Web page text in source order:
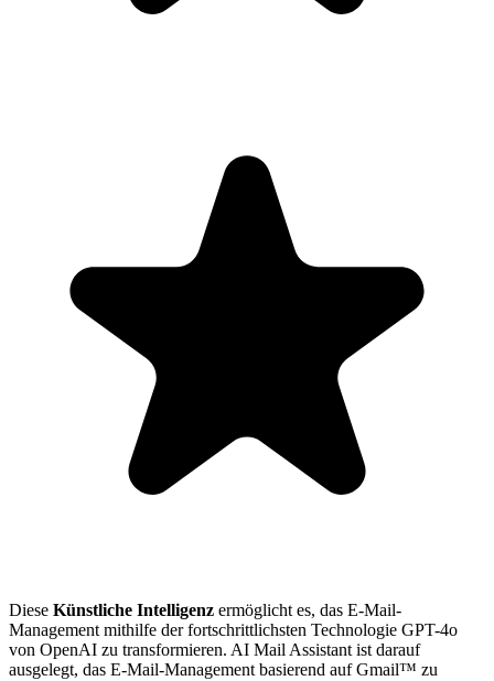
Diese Künstliche Intelligenz ermöglicht es, das E-Mail-
Management mithilfe der fortschrittlichsten Technologie GPT-4o
von OpenAI zu transformieren. AI Mail Assistant ist darauf
ausgelegt, das E-Mail-Management basierend auf Gmail™ zu